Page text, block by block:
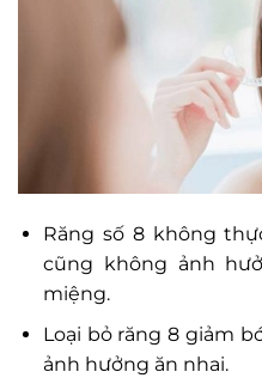
Răng số 8 không
cũng không ảnh
miệng.
Loại bỏ răng 8 giảm
ảnh hưởng ăn nhai.